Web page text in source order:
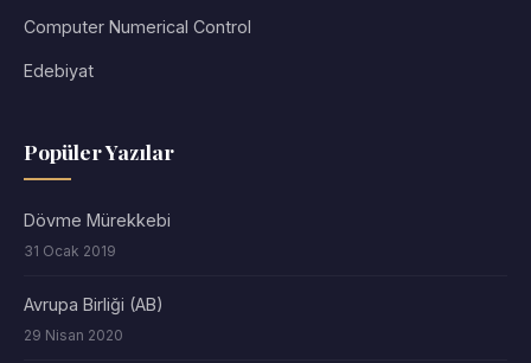
Computer Numerical Control
Edebiyat
Popüler Yazılar
Dövme Mürekkebi
31 Ocak 2019
Avrupa Birliği (AB)
29 Nisan 2020